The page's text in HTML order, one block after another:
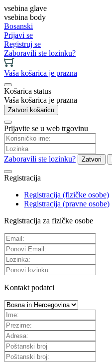
vsebina glave
vsebina body
Bosanski
Prijavi se
Registruj se
Zaboravili ste lozinku?
Vaša košarica je prazna
Košarica status
Vaša košarica je prazna
Zatvori košaricu
Prijavite se u web trgovinu
Zaboravili ste lozinku? Zatvori
Registracija
Registracija (fizičke osobe)
Registracija (pravne osobe)
Registracija za fizičke osobe
Kontakt podatci